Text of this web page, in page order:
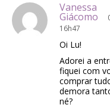
Vanessa
Giácomo
16h47
Oi Lu!
Adorei a
fiquei com
comprar
demora
né?